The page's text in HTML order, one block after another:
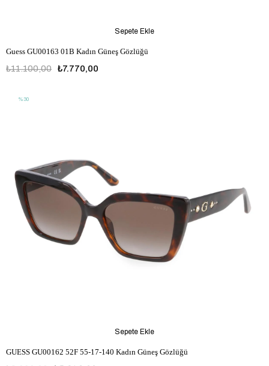
Guess GU00163 01B Kadın Güneş Gözlüğü
₺7.770,00
₺11.100,00
Sepete Ekle
GUESS GU00162 52F 55-17-140 Kadın Güneş Gözlüğü
Sepete Ekle
%30